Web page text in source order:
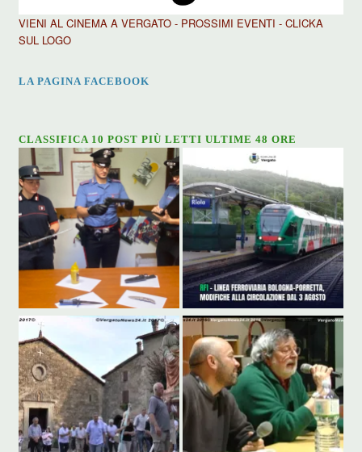
VIENI AL CINEMA A VERGATO - PROSSIMI EVENTI - CLICKA
SUL LOGO
LA PAGINA FACEBOOK
CLASSIFICA 10 POST PIÙ LETTI ULTIME 48 ORE